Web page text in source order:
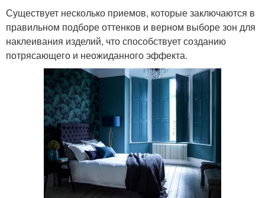
Существует несколько приемов, которые заключаются в
правильном подборе оттенков и верном выборе зон для
наклеивания изделий, что способствует созданию
потрясающего и неожиданного эффекта.